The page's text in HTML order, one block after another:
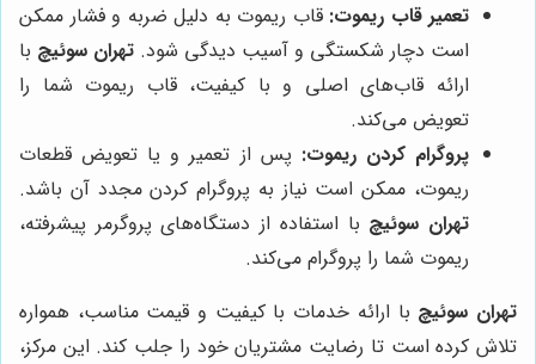
تعمیر قاب ریموت: قاب ریموت به دلیل ضربه و فشار ممکن
است دچار شکستگی و آسیب دیدگی شود. تهران سوئیچ با
ارائه قاب‌های اصلی و با کیفیت، قاب ریموت شما را
تعویض می‌کند.
پروگرام کردن ریموت: پس از تعمیر و یا تعویض قطعات
ریموت، ممکن است نیاز به پروگرام کردن مجدد آن باشد.
تهران سوئیچ با استفاده از دستگاه‌های پروگرمر پیشرفته،
ریموت شما را پروگرام می‌کند.
تهران سوئیچ با ارائه خدمات با کیفیت و قیمت مناسب، همواره
تلاش کرده است تا رضایت مشتریان خود را جلب کند. این مرکز،